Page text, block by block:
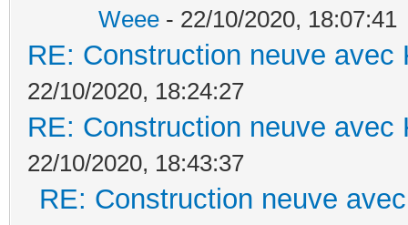
Weee - 22/10/2020, 18:07:41
RE: Construction neuve avec
22/10/2020, 18:24:27
RE: Construction neuve avec
22/10/2020, 18:43:37
RE: Construction neuve